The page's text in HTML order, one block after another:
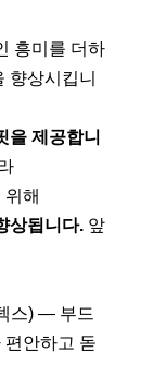
흥미를 더하
향상시킵니
을 제공합니
위해
상됩니다. 앞
스) — 부드
편안하고 돋